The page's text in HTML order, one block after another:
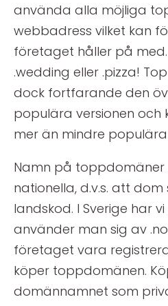
använda alla möjliga
webbadress vilket kan
företaget håller på med.
.wedding eller .pizza!
dock fortfarande den
populära versionen och
mer än mindre
Namn på toppdomäner
nationella, d.v.s. att
landskod. I Sverige har
använder man sig av
företaget vara
köper toppdomänen.
domännamnet som